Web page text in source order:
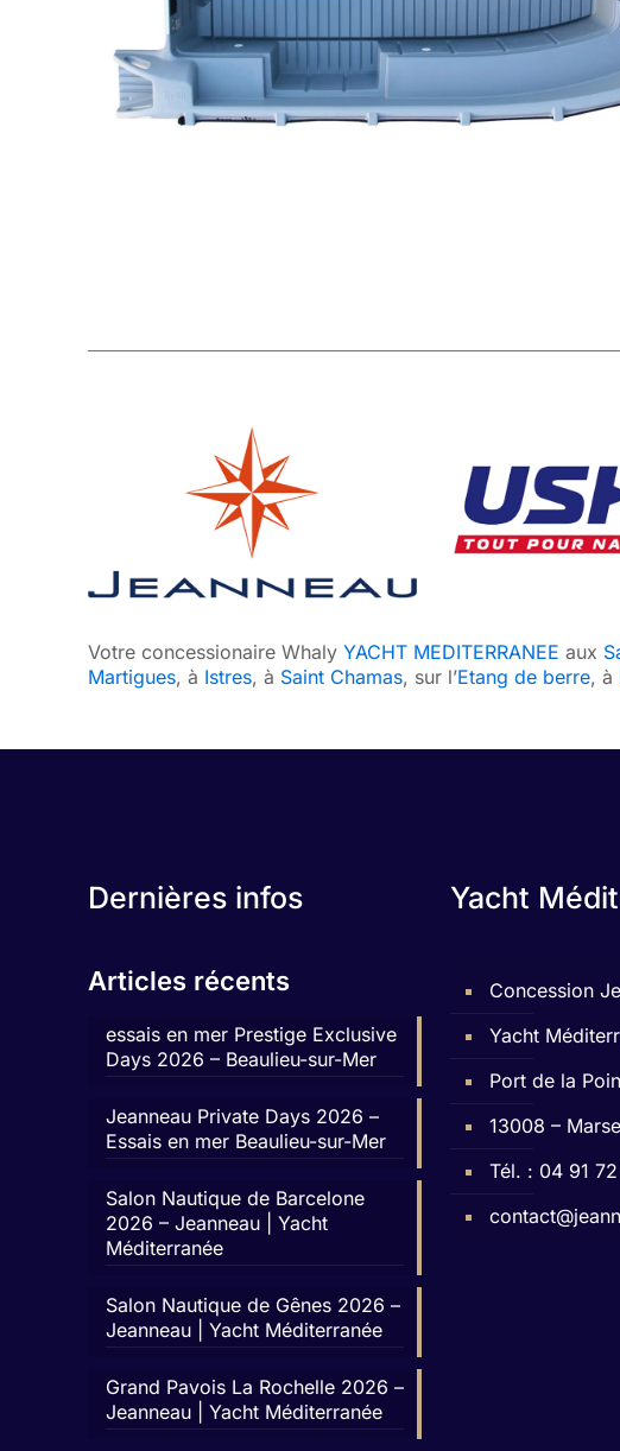
Votre concessionaire WhalyYACHT MEDITERRANEEaux
Martigues, à Istres, à Saint Chamas, sur l’Etang de berre, à
Dernières infos
Articles récents
essais en mer Prestige Exclusive
Days 2026 – Beaulieu-sur-Mer
Jeanneau Private Days 2026 –
Essais en mer Beaulieu-sur-Mer
Salon Nautique de Barcelone
2026 – Jeanneau | Yacht
Méditerranée
Salon Nautique de Gênes 2026 –
Jeanneau | Yacht Méditerranée
Grand Pavois La Rochelle 2026 –
Jeanneau | Yacht Méditerranée
Yacht
Concession
Yacht
Port de la
13008 –
Tél. : 04 91